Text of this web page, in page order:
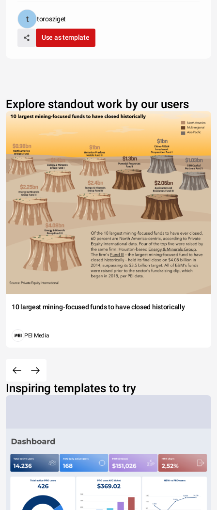
torosziget
Use as template
Explore standout work by our users
10 largest mining-focused funds to have closed historically
PEI Media
Inspiring templates to try